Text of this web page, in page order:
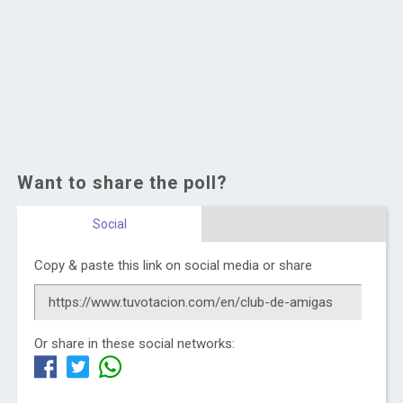
Want to share the poll?
Social
Copy & paste this link on social media or share
Or share in these social networks: